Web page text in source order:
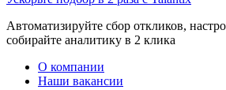
Автоматизируйте сбор откликов,
собирайте аналитику в 2 клика
О компании
Наши вакансии